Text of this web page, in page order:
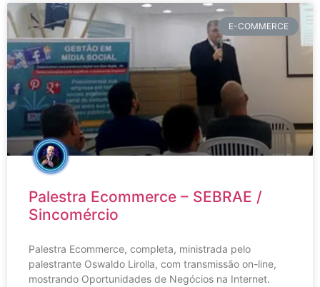
E-COMMERCE
Palestra Ecommerce – SEBRAE /
Sincomércio
Palestra Ecommerce, completa, ministrada pelo
palestrante Oswaldo Lirolla, com transmissão on-line,
mostrando Oportunidades de Negócios na Internet.